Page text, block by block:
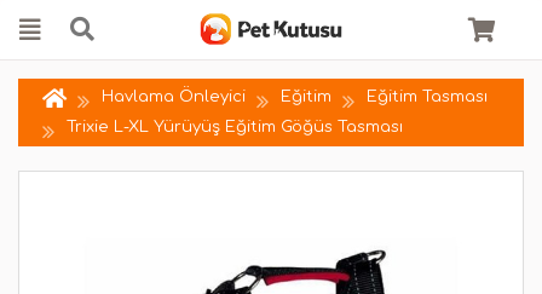
Havlama Önleyici Eğitim
Eğitim Tasması
Trixie L-XL Yürüyüş Eğitim Göğüs Tasması